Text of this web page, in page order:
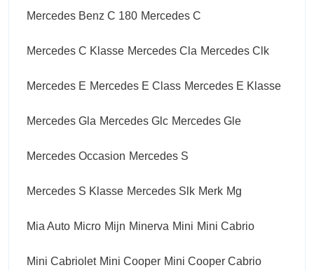
Mercedes Benz C 180 Mercedes C
Mercedes C Klasse Mercedes Cla Mercedes Clk
Mercedes E Mercedes E Class Mercedes E Klasse
Mercedes Gla Mercedes Glc Mercedes Gle
Mercedes Occasion Mercedes S
Mercedes S Klasse Mercedes Slk Merk Mg
Mia Auto Micro Mijn Minerva Mini Mini Cabrio
Mini Cabriolet Mini Cooper Mini Cooper Cabrio